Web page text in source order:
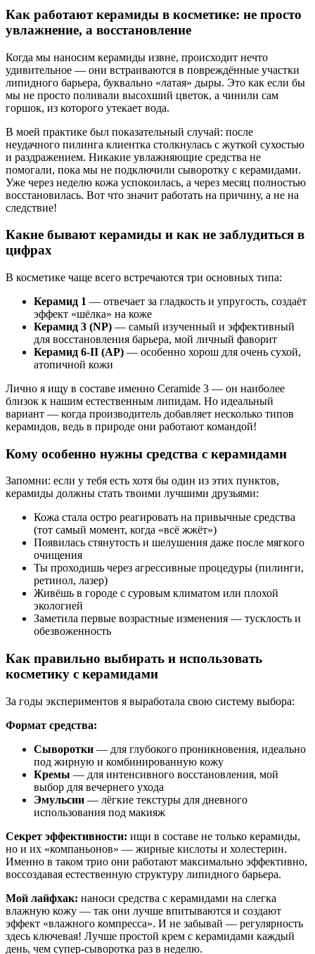
Как работают керамиды в косметике: не просто
увлажнение, а восстановление
Когда мы наносим керамиды извне, происходит нечто
удивительное — они встраиваются в повреждённые участки
липидного барьера, буквально «латая» дыры. Это как если бы
мы не просто поливали высохший цветок, а чинили сам
горшок, из которого утекает вода.
В моей практике был показательный случай: после
неудачного пилинга клиентка столкнулась с жуткой сухостью
и раздражением. Никакие увлажняющие средства не
помогали, пока мы не подключили сыворотку с керамидами.
Уже через неделю кожа успокоилась, а через месяц полностью
восстановилась. Вот что значит работать на причину, а не на
следствие!
Какие бывают керамиды и как не заблудиться в
цифрах
В косметике чаще всего встречаются три основных типа:
Керамид 1 — отвечает за гладкость и упругость, создаёт
эффект «шёлка» на коже
Керамид 3 (NP) — самый изученный и эффективный
для восстановления барьера, мой личный фаворит
Керамид 6-II (AP) — особенно хорош для очень сухой,
атопичной кожи
Лично я ищу в составе именно Ceramide 3 — он наиболее
близок к нашим естественным липидам. Но идеальный
вариант — когда производитель добавляет несколько типов
керамидов, ведь в природе они работают командой!
Кому особенно нужны средства с керамидами
Запомни: если у тебя есть хотя бы один из этих пунктов,
керамиды должны стать твоими лучшими друзьями:
Кожа стала остро реагировать на привычные средства
(тот самый момент, когда «всё жжёт»)
Появилась стянутость и шелушения даже после мягкого
очищения
Ты проходишь через агрессивные процедуры (пилинги,
ретинол, лазер)
Живёшь в городе с суровым климатом или плохой
экологией
Заметила первые возрастные изменения — тусклость и
обезвоженность
Как правильно выбирать и использовать
косметику с керамидами
За годы экспериментов я выработала свою систему выбора:
Формат средства:
Сыворотки — для глубокого проникновения, идеально
под жирную и комбинированную кожу
Кремы — для интенсивного восстановления, мой
выбор для вечернего ухода
Эмульсии — лёгкие текстуры для дневного
использования под макияж
Секрет эффективности: ищи в составе не только керамиды,
но и их «компаньонов» — жирные кислоты и холестерин.
Именно в таком трио они работают максимально эффективно,
воссоздавая естественную структуру липидного барьера.
Мой лайфхак: наноси средства с керамидами на слегка
влажную кожу — так они лучше впитываются и создают
эффект «влажного компресса». И не забывай — регулярность
здесь ключевая! Лучше простой крем с керамидами каждый
день, чем супер-сыворотка раз в неделю.